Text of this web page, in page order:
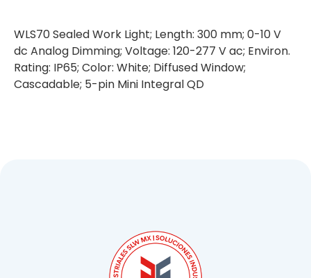
WLS70 Sealed Work Light; Length: 300 mm; 0-10 V
dc Analog Dimming; Voltage: 120-277 V ac; Environ.
Rating: IP65; Color: White; Diffused Window;
Cascadable; 5-pin Mini Integral QD